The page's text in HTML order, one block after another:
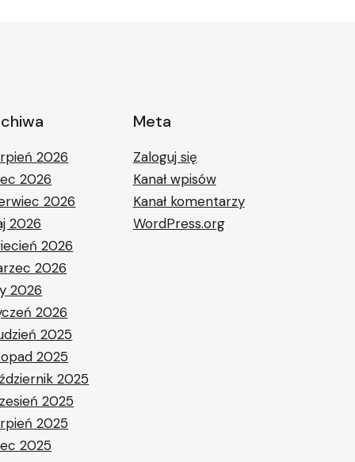
2026
2026
2026
2026
2026
2026
2026
2026
2025
2025
2025
2025
2025
2025
Meta
Zaloguj się
Kanał wpisów
Kanał komentarzy
WordPress.org